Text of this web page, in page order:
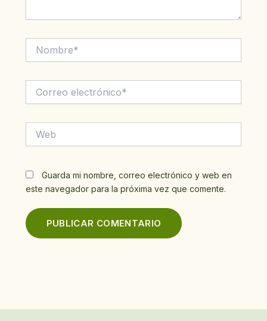
electrónico*
Guarda mi nombre, correo electrónico y web en
este navegador para la próxima vez que comente.